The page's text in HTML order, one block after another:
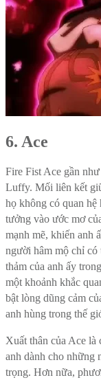
6. Ace
Fire Fist Ace gần
Luffy. Mối liên kết
họ không có quan hệ
tưởng vào ước mơ
mạnh mẽ, khiến anh
người hâm mộ chỉ có
thảm của anh ấy
một khoảnh khắc
bật lòng dũng cảm
anh hùng trong thế
Xuất thân của Ace là
anh dành cho những
trọng. Hơn nữa,